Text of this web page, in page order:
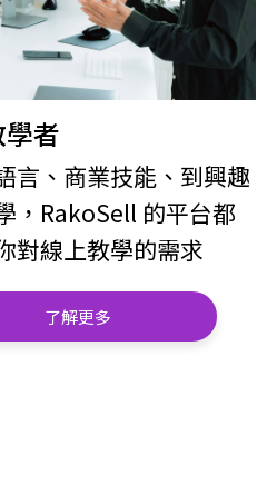
者
言、商業技能、到興趣
，RakoSell 的平台都
對線上教學的需求
了解更多